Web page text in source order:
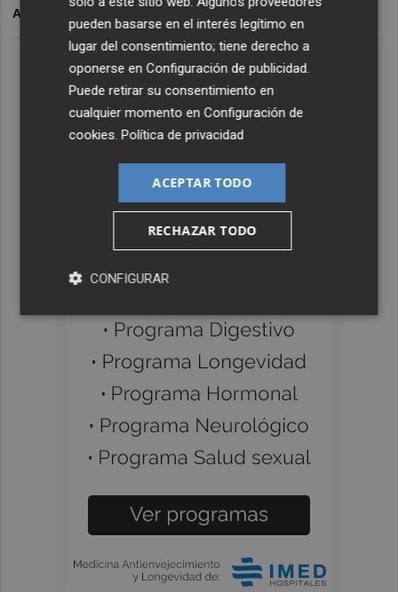
ARCHIVADO EN
pueden basarse en el interés legítimo en
lugar del consentimiento; tiene derecho a
oponerse enConfiguración de publicidad.
Puede retirar su consentimiento en
cualquier momento enConfiguración de
cookies.Política de privacidad
ACEPTAR TODO
RECHAZAR TODO
CONFIGURAR